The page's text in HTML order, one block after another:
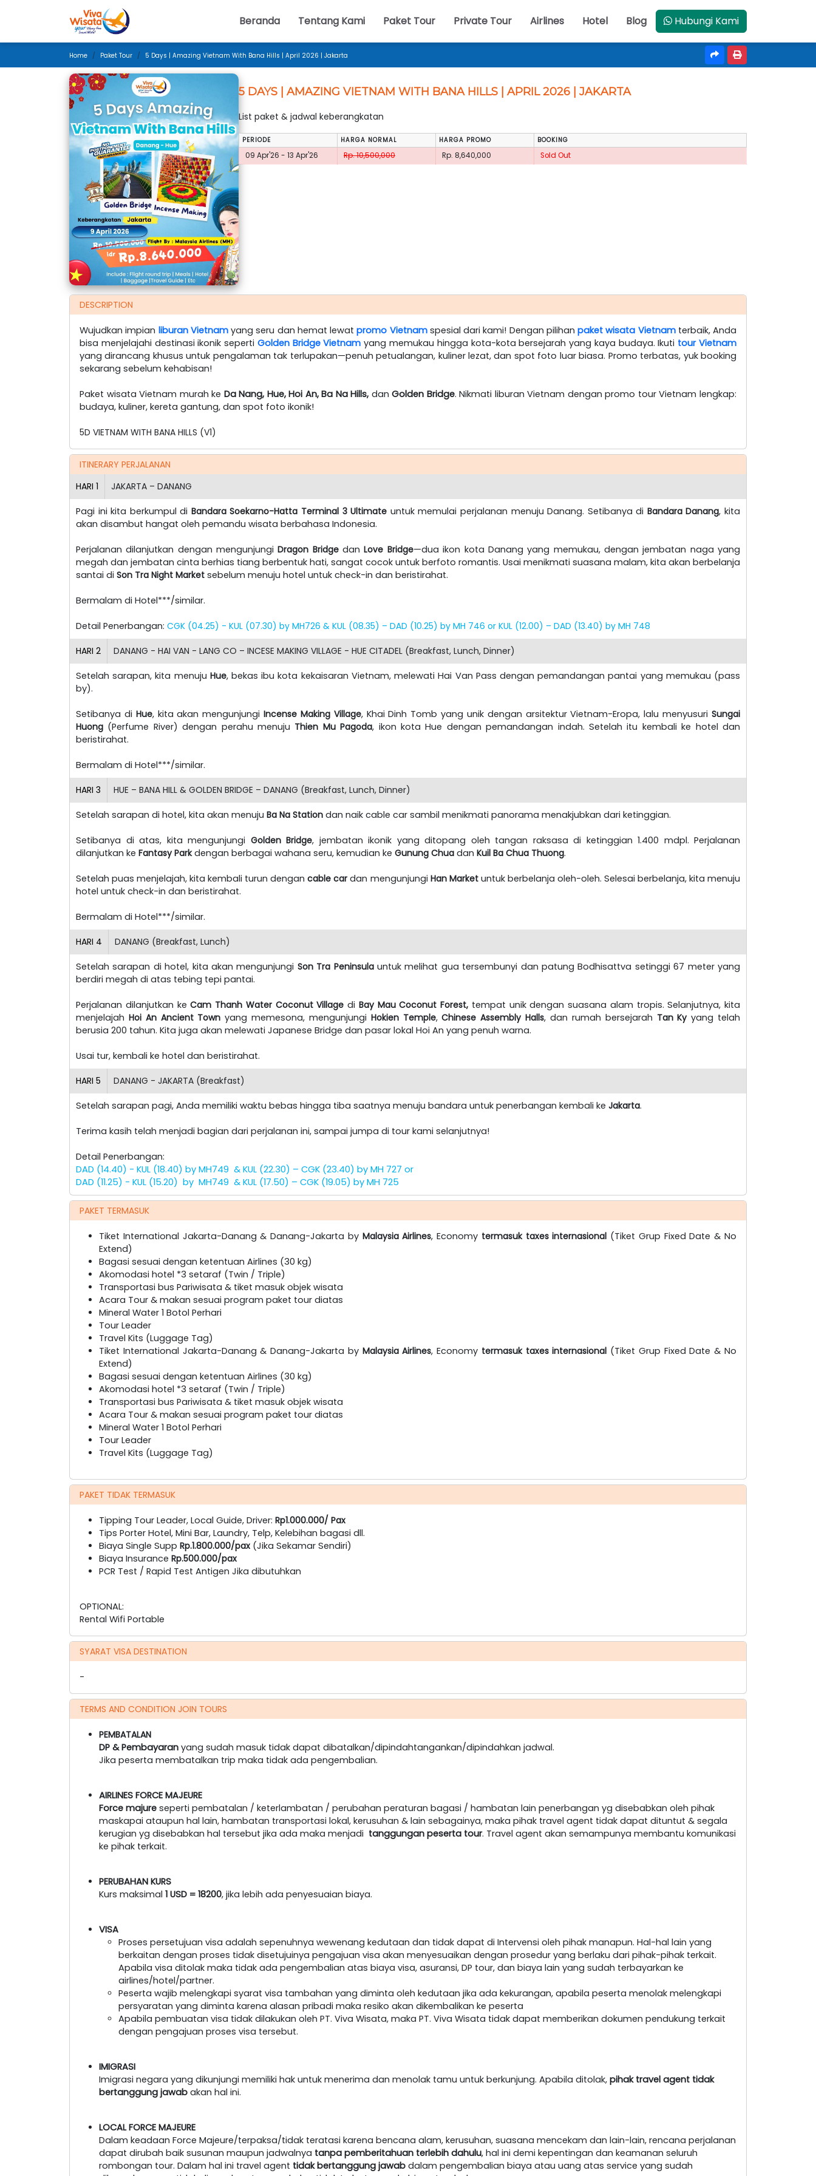
Beranda Tentang Kami Paket Tour Private Tour Airlines Hotel Blog Hubungi Kami
Home Paket Tour 5 Days | Amazing Vietnam With Bana Hills | April 2026 | Jakarta
5 DAYS | AMAZING VIETNAM WITH BANA HILLS | APRIL 2026 | JAKARTA
List paket & jadwal keberangkatan
PERIODE HARGA NORMAL HARGA PROMO BOOKING
09 Apr'26 - 13 Apr'26 Rp. 10,500,000 Rp. 8,640,000 Sold Out
DESCRIPTION
Wujudkan impian liburan Vietnamyang seru dan hemat lewatpromo Vietnamspesial dari kami! Dengan pilihan paket wisata Vietnamterbaik, Anda
bisa menjelajahi destinasi ikonik seperti Golden Bridge Vietnam yang memukau hingga kota-kota bersejarah yang kaya budaya. Ikuti tour Vietnam
yang dirancang khusus untuk pengalaman tak terlupakan—penuh petualangan, kuliner lezat, dan spot foto luar biasa. Promo terbatas, yuk booking
sekarang sebelum kehabisan!
Paket wisata Vietnam murah ke Da Nang, Hue, Hoi An, Ba Na Hills, danGolden Bridge. Nikmati liburan Vietnam dengan promo tour Vietnam lengkap:
budaya, kuliner, kereta gantung, dan spot foto ikonik!
5D VIETNAM WITH BANA HILLS (V1)
ITINERARY PERJALANAN
HARI 1 JAKARTA – DANANG
Pagi ini kita berkumpul di Bandara Soekarno-Hatta Terminal 3 Ultimate untuk memulai perjalanan menuju Danang. Setibanya di Bandara Danang, kita
akan disambut hangat oleh pemandu wisata berbahasa Indonesia.
Perjalanan dilanjutkan dengan mengunjungiDragon Bridgedan Love Bridge—dua ikon kota Danang yang memukau, dengan jembatan naga yang
megah dan jembatan cinta berhias tiang berbentuk hati, sangat cocok untuk berfoto romantis. Usai menikmati suasana malam, kita akan berbelanja
santai di Son Tra Night Market sebelum menuju hotel untuk check-in dan beristirahat.
Bermalam di Hotel***/similar.
Detail Penerbangan: CGK (04.25) - KUL (07.30) by MH726 & KUL (08.35) – DAD (10.25) by MH 746 or KUL (12.00) – DAD (13.40) by MH 748
HARI 2 DANANG - HAI VAN - LANG CO – INCESE MAKING VILLAGE - HUE CITADEL (Breakfast, Lunch, Dinner)
Setelah sarapan, kita menuju Hue, bekas ibu kota kekaisaran Vietnam, melewati Hai Van Pass dengan pemandangan pantai yang memukau (pass
by).
Setibanya di Hue, kita akan mengunjungiIncense Making Village, Khai Dinh Tomb yang unik dengan arsitektur Vietnam-Eropa, lalu menyusuriSungai
Huong (Perfume River) dengan perahu menuju Thien Mu Pagoda, ikon kota Hue dengan pemandangan indah. Setelah itu kembali ke hotel dan
beristirahat.
Bermalam di Hotel***/similar.
HARI 3 HUE – BANA HILL & GOLDEN BRIDGE – DANANG (Breakfast, Lunch, Dinner)
Setelah sarapan di hotel, kita akan menuju Ba Na Station dan naik cable car sambil menikmati panorama menakjubkan dari ketinggian.
Setibanya di atas, kita mengunjungi Golden Bridge, jembatan ikonik yang ditopang oleh tangan raksasa di ketinggian 1.400 mdpl. Perjalanan
dilanjutkan ke Fantasy Parkdengan berbagai wahana seru, kemudian ke Gunung Chua dan Kuil Ba Chua Thuong.
Setelah puas menjelajah, kita kembali turun dengancable car dan mengunjungi Han Marketuntuk berbelanja oleh-oleh. Selesai berbelanja, kita menuju
hotel untuk check-in dan beristirahat.
Bermalam di Hotel***/similar.
HARI 4 DANANG (Breakfast, Lunch)
Setelah sarapan di hotel, kita akan mengunjungi Son Tra Peninsulauntuk melihat gua tersembunyi dan patung Bodhisattva setinggi 67 meter yang
berdiri megah di atas tebing tepi pantai.
Perjalanan dilanjutkan keCam Thanh Water Coconut Village di Bay Mau Coconut Forest, tempat unik dengan suasana alam tropis. Selanjutnya, kita
menjelajah Hoi An Ancient Town yang memesona, mengunjungi Hokien Temple,Chinese Assembly Halls, dan rumah bersejarah Tan Kyyang telah
berusia 200 tahun. Kita juga akan melewati Japanese Bridge dan pasar lokal Hoi An yang penuh warna.
Usai tur, kembali ke hotel dan beristirahat.
HARI 5 DANANG - JAKARTA (Breakfast)
Setelah sarapan pagi, Anda memiliki waktu bebas hingga tiba saatnya menuju bandara untuk penerbangan kembali ke Jakarta.
Terima kasih telah menjadi bagian dari perjalanan ini, sampai jumpa di tour kami selanjutnya!
Detail Penerbangan:
DAD (14.40) - KUL (18.40) by MH749 & KUL (22.30) – CGK (23.40) by MH 727 or
DAD (11.25) - KUL (15.20) by MH749 & KUL (17.50) – CGK (19.05) by MH 725
PAKET TERMASUK
Tiket International Jakarta-Danang & Danang-Jakarta by Malaysia Airlines, Economy termasuk taxes internasional (Tiket Grup Fixed Date & No
Extend)
Bagasi sesuai dengan ketentuan Airlines (30 kg)
Akomodasi hotel *3 setaraf (Twin / Triple)
Transportasi bus Pariwisata & tiket masuk objek wisata
Acara Tour & makan sesuai program paket tour diatas
Mineral Water 1 Botol Perhari
Tour Leader
Travel Kits (Luggage Tag)
Tiket International Jakarta-Danang & Danang-Jakarta by Malaysia Airlines, Economy termasuk taxes internasional (Tiket Grup Fixed Date & No
Extend)
Bagasi sesuai dengan ketentuan Airlines (30 kg)
Akomodasi hotel *3 setaraf (Twin / Triple)
Transportasi bus Pariwisata & tiket masuk objek wisata
Acara Tour & makan sesuai program paket tour diatas
Mineral Water 1 Botol Perhari
Tour Leader
Travel Kits (Luggage Tag)
PAKET TIDAK TERMASUK
Tipping Tour Leader, Local Guide, Driver: Rp1.000.000/ Pax
Tips Porter Hotel, Mini Bar, Laundry, Telp, Kelebihan bagasi dll.
Biaya Single Supp Rp.1.800.000/pax (Jika Sekamar Sendiri)
Biaya Insurance Rp.500.000/pax
PCR Test / Rapid Test Antigen Jika dibutuhkan
OPTIONAL:
Rental Wifi Portable
SYARAT VISA DESTINATION
-
TERMS AND CONDITION JOIN TOURS
PEMBATALAN
DP & Pembayaran yang sudah masuk tidak dapat dibatalkan/dipindahtangankan/dipindahkan jadwal.
Jika peserta membatalkan trip maka tidak ada pengembalian.
AIRLINES FORCE MAJEURE
Force majure seperti pembatalan / keterlambatan / perubahan peraturan bagasi / hambatan lain penerbangan yg disebabkan oleh pihak
maskapai ataupun hal lain, hambatan transportasi lokal, kerusuhan & lain sebagainya, maka pihak travel agent tidak dapat dituntut & segala
kerugian yg disebabkan hal tersebut jika ada maka menjadi tanggungan peserta tour. Travel agent akan semampunya membantu komunikasi
ke pihak terkait.
PERUBAHAN KURS
Kurs maksimal 1 USD = 18200, jika lebih ada penyesuaian biaya.
VISA
Proses persetujuan visa adalah sepenuhnya wewenang kedutaan dan tidak dapat di Intervensi oleh pihak manapun. Hal-hal lain yang
berkaitan dengan proses tidak disetujuinya pengajuan visa akan menyesuaikan dengan prosedur yang berlaku dari pihak-pihak terkait.
Apabila visa ditolak maka tidak ada pengembalian atas biaya visa, asuransi, DP tour, dan biaya lain yang sudah terbayarkan ke
airlines/hotel/partner.
Peserta wajib melengkapi syarat visa tambahan yang diminta oleh kedutaan jika ada kekurangan, apabila peserta menolak melengkapi
persyaratan yang diminta karena alasan pribadi maka resiko akan dikembalikan ke peserta
Apabila pembuatan visa tidak dilakukan oleh PT. Viva Wisata, maka PT. Viva Wisata tidak dapat memberikan dokumen pendukung terkait
dengan pengajuan proses visa tersebut.
IMIGRASI
Imigrasi negara yang dikunjungi memiliki hak untuk menerima dan menolak tamu untuk berkunjung. Apabila ditolak, pihak travel agent tidak
bertanggung jawab akan hal ini.
LOCAL FORCE MAJEURE
Dalam keadaan Force Majeure/terpaksa/tidak teratasi karena bencana alam, kerusuhan, suasana mencekam dan lain-lain, rencana perjalanan
dapat dirubah baik susunan maupun jadwalnya tanpa pemberitahuan terlebih dahulu, hal ini demi kepentingan dan keamanan seluruh
rombongan tour. Dalam hal ini travel agent tidak bertanggung jawab dalam pengembalian biaya atau uang atas service yang sudah